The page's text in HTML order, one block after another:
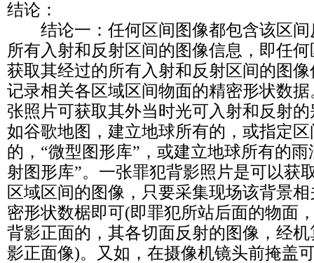
结论：
结论一：任何区间图像都包含该区间
所有入射和反射区间的图像信息，即任
获取其经过的所有入射和反射区间的图
记录相关各区域区间物面的精密形状数
张照片可获取其外当时光可入射和反射
如谷歌地图，建立地球所有的，或指定
的，“微型图形库”，或建立地球所有的
射图形库”。一张罪犯背影照片是可以获
区域区间的图像，只要采集现场该背景
密形状数椐即可(即罪犯所站后面的物面
背影正面的，其各切面反射的图像，经
影正面像)。又如，在摄像机镜头前掩盖